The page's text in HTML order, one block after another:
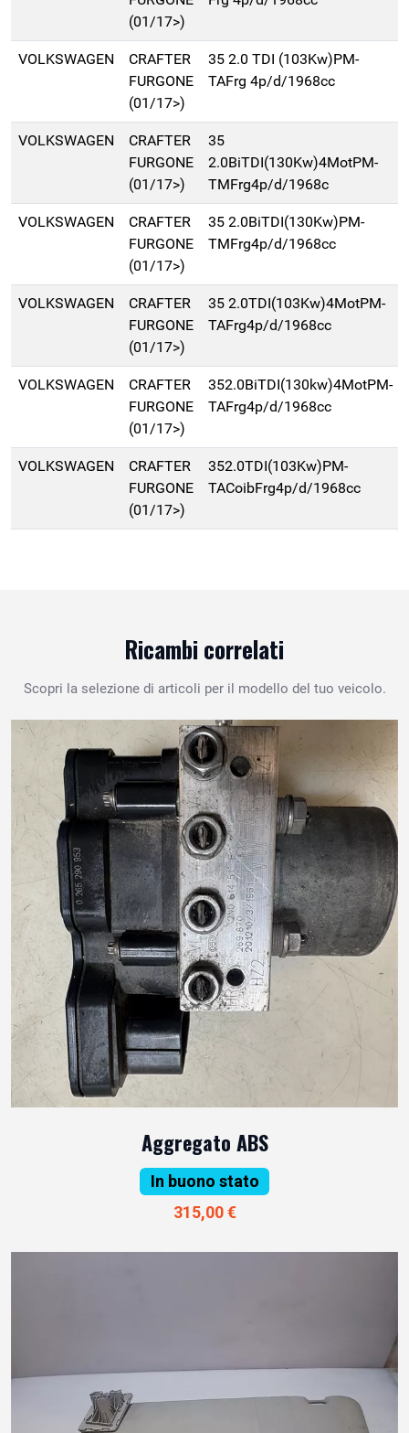
(01/17>)
VOLKSWAGEN
CRAFTER
FURGONE
(01/17>)
35 2.0 TDI (103Kw)PM-
TAFrg 4p/d/1968cc
VOLKSWAGEN
CRAFTER
FURGONE
(01/17>)
35
2.0BiTDI(130Kw)4MotPM-
TMFrg4p/d/1968c
VOLKSWAGEN
CRAFTER
FURGONE
(01/17>)
35 2.0BiTDI(130Kw)PM-
TMFrg4p/d/1968cc
VOLKSWAGEN
CRAFTER
FURGONE
(01/17>)
35 2.0TDI(103Kw)4MotPM-
TAFrg4p/d/1968cc
VOLKSWAGEN
CRAFTER
FURGONE
(01/17>)
352.0BiTDI(130kw)4MotPM-
TAFrg4p/d/1968cc
VOLKSWAGEN
CRAFTER
FURGONE
(01/17>)
352.0TDI(103Kw)PM-
TACoibFrg4p/d/1968cc
Ricambi correlati
Scopri la selezione di articoli per il modello del tuo veicolo.
Aggregato ABS
In buono stato
315,00 €